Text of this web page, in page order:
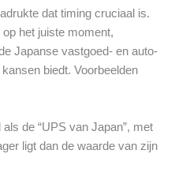
dat timing cruciaal is.
het juiste moment,
Japanse vastgoed- en auto-
biedt. Voorbeelden
als de “UPS van Japan”, met
ligt dan de waarde van zijn